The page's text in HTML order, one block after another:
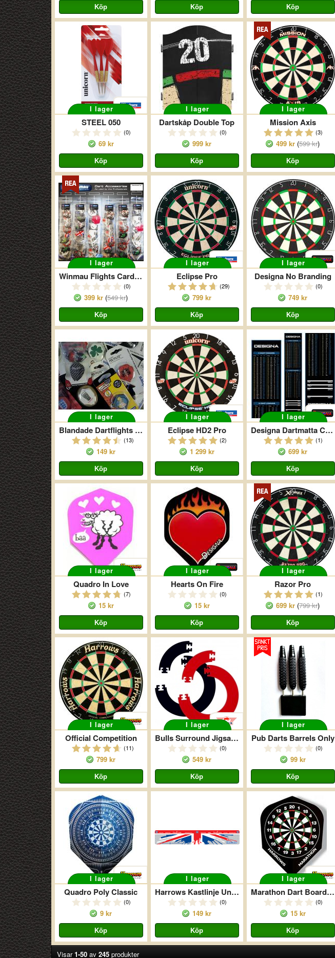
I lager
STEEL 050
(0)
69 kr
I lager
Dartskåp Double Top
(0)
999 kr
I lager
Mission Axis
(3)
499 kr (599 kr)
I lager
Winmau Flights Card Selection
(0)
399 kr (549 kr)
I lager
Eclipse Pro
(29)
799 kr
I lager
Designa No Branding
(0)
749 kr
I lager
Blandade Dartflights 10p
(13)
149 kr
I lager
Eclipse HD2 Pro
(2)
1 299 kr
I lager
Designa Dartmatta Checkouts Blå
(1)
699 kr
I lager
Quadro In Love
(7)
15 kr
I lager
Hearts On Fire
(0)
15 kr
I lager
Razor Pro
(1)
699 kr (799 kr)
I lager
Official Competition
(11)
799 kr
I lager
Bulls Surround Jigsaw Svart
(0)
549 kr
I lager
Pub Darts Barrels Only
(0)
99 kr
I lager
Quadro Poly Classic
(0)
9 kr
I lager
Harrows Kastlinje Union Jack
(0)
149 kr
I lager
Marathon Dart Board Std
(0)
15 kr
Visar1-50av 245produkter